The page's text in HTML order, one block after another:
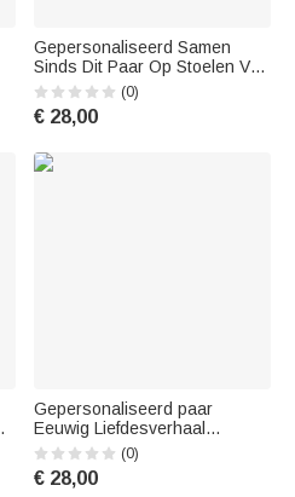
Gepersonaliseerd Samen
Sinds Dit Paar Op Stoelen Van
Elkaar T-shirt Verjaardag
Sport
(0)
€ 28,00
Gepersonaliseerd paar
Eeuwig Liefdesverhaal
Bloemen T-shirt Verjaardag
Basic Unisex T-shirt
(0)
€ 28,00